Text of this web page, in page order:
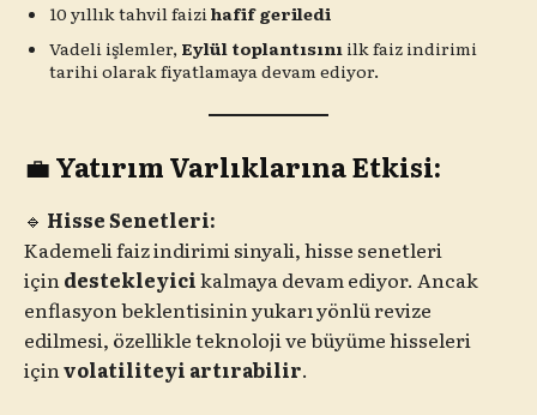
10 yıllık tahvil faizihafif geriledi
Vadeli işlemler, Eylül toplantısını ilk faiz indirimi
tarihi olarak fiyatlamaya devam ediyor.
💼Yatırım Varlıklarına Etkisi:
🔹 Hisse Senetleri:
Kademeli faiz indirimi sinyali, hisse senetleri
içindestekleyicikalmaya devam ediyor. Ancak
enflasyon beklentisinin yukarı yönlü revize
edilmesi, özellikle teknoloji ve büyüme hisseleri
içinvolatiliteyi artırabilir.